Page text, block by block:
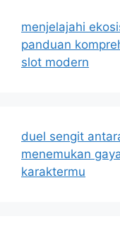
menjelajahi
panduan
slot modern
duel sengit
menemukan
karaktermu